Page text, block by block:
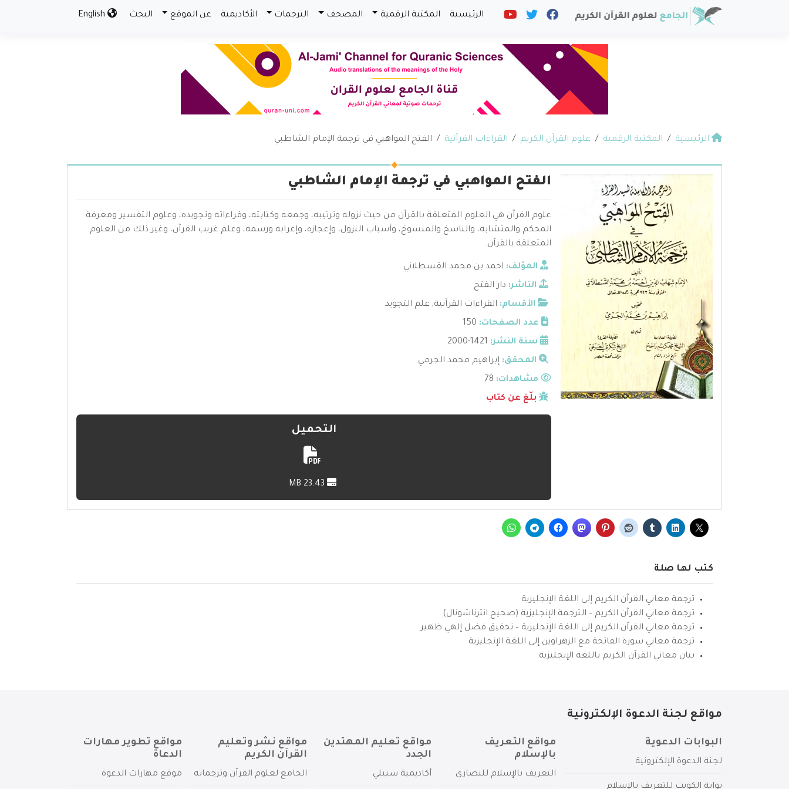
الرئيسية المكتبة الرقمية المصحف الترجمات الأكاديمية عن الموقع البحث
الرئيسية المكتبة الرقمية علوم القرآن الكريم القراءات القرآنية الفتح المواهبي في ترجمة الإمام الشاطبي
الفتح المواهبي في ترجمة الإمام الشاطبي
علوم القرآن هي العلوم المتعلقة بالقرآن من حيث نزوله وترتيبه، وجمعه وكتابته، وقراءاته وتجويده، وعلوم التفسير ومعرفة
المحكم والمتشابه، والناسخ والمنسوخ، وأسباب النزول، وإعجازه، وإعرابه ورسمه، وعلم غريب القرآن، وغير ذلك من العلوم
المتعلقة بالقرآن.
المؤلف: احمد بن محمد القسطلاني
الناشر: دار الفتح
الأقسام: القراءات القرآنية, علم التجويد
عدد الصفحات: 150
سنة النشر: 1421-2000
المحقق: إبراهيم محمد الجرمي
مشاهدات:
بلّغ عن كتاب
التحميل
كتب لها صلة
ترجمة معاني القرآن الكريم إلى اللغة الإنجليزية
ترجمة معاني القرآن الكريم – الترجمة الإنجليزية (صحيح انترناشونال)
ترجمة معاني القرآن الكريم إلى اللغة الإنجليزية – تحقيق فضل إلهي ظهير
ترجمة معاني سورة الفاتحة مع الزهراوين إلى اللغة الإنجليزية
بيان معاني القرآن الكريم باللغة الإنجليزية
مواقع لجنة الدعوة الإلكترونية
البوابات الدعوية
لجنة الدعوة الإلكترونية
بوابة الكويت للتعريف بالإسلام
مواقع التعريف
بالإسلام
التعريف بالإسلام للنصارى
مواقع تعليم المهتدين
الجدد
أكاديمية سبيلي
مواقع نشر وتعليم
القرآن الكريم
الجامع لعلوم القرآن وترجماته
مواقع تطوير مهارات
الدعاة
موقع مهارات الدعوة